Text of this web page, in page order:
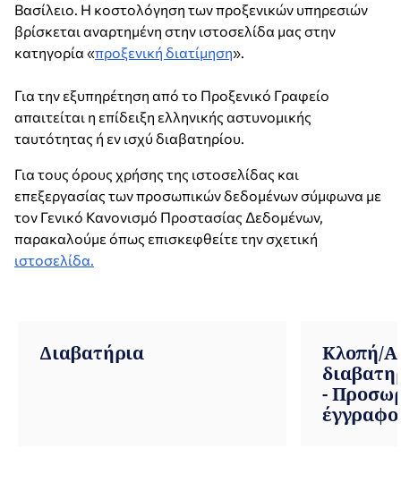
Βασίλειο. Η κοστολόγηση των προξενικών υπηρεσιών
βρίσκεται αναρτημένη στην ιστοσελίδα μας στην
κατηγορία «προξενική διατίμηση».
Για την εξυπηρέτηση από το Προξενικό Γραφείο
απαιτείται η επίδειξη ελληνικής αστυνομικής
ταυτότητας ή εν ισχύ διαβατηρίου.
Για τους όρους χρήσης της ιστοσελίδας και
επεξεργασίας των προσωπικών δεδομένων σύμφωνα με
τον Γενικό Κανονισμό Προστασίας Δεδομένων,
παρακαλούμε όπως επισκεφθείτε την σχετική
ιστοσελίδα.
Διαβατήρια
Κλοπή/
-
έγγραφο